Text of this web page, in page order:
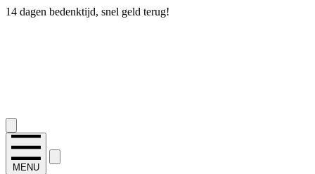
14 dagen bedenktijd, snel geld terug!
MENU